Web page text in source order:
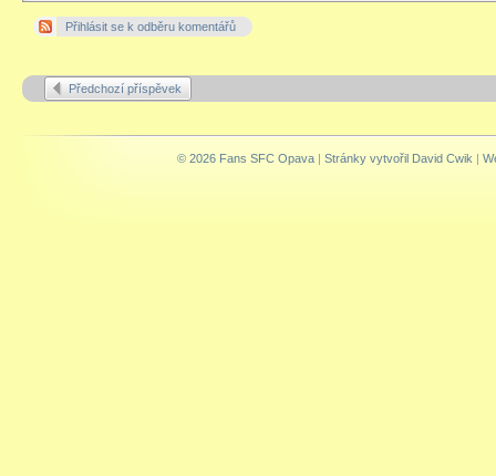
Přihlásit se k odběru komentářů
Předchozí příspěvek
© 2026 Fans SFC Opava | Stránky vytvořil David Cwik |